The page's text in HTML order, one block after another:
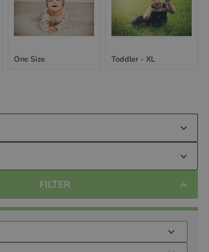
One Size Toddler - XL
FILTER